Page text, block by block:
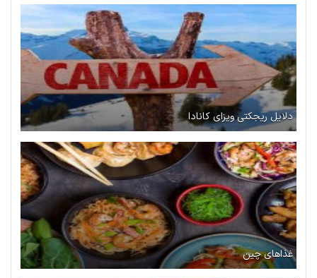
دلایل ریجکتی ویزای کانادا
غذاهای چین